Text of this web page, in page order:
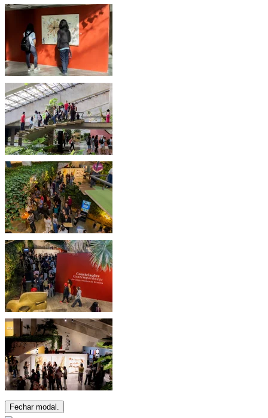
Fechar modal.